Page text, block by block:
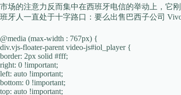
市场的注意力反而集中在西班牙电信的举动上，它
班牙人一直处于十字路口：要么出售巴西子公司
@media (max-width : 767px) {
div.vjs-floater-parent video-js#iol_player {
border: 2px solid #fff;
right: 0 !important;
left: auto !important;
bottom: 0 !important;
top: auto !important;